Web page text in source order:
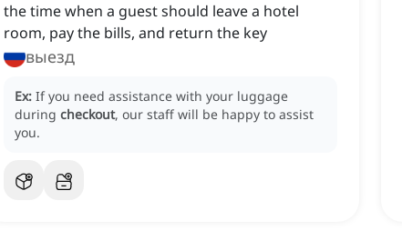
the time when a guest should leave a hotel
room, pay the bills, and return the key
выезд
Ex: If you need assistance with your luggage
during checkout, our staff will be happy to assist
you.